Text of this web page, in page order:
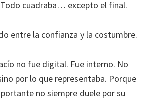
cuadraba… excepto el final.
entre la confianza y la costumbre.
no fue digital. Fue interno. No
por lo que representaba. Porque
no siempre duele por su